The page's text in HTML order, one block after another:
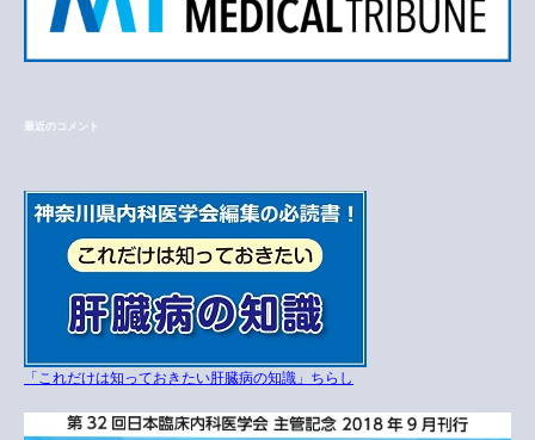
最近のコメント
「これだけは知っておきたい肝臓病の知識」ちらし